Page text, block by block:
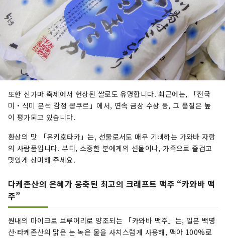
또한 신가마 축제에서 헌상된 쌀로도 유명합니다. 최근에는, 「전국
미・식미 분석 감정 콩쿠르」에서, 연속 금상 수상 등, 그 품질은 높
이 평가되고 있습니다.
환상의 맛 「유키호타카」는, 선물로서도 매우 기뻐하는 가와바 자랑
의 사람품입니다. 부디, 소중한 분에게의 선물이나, 가족으로 즐겁고
맛있게 상미해 주세요.
다케존산의 은혜가 응축된 최고의 크래프트 맥주 “카와바 맥
주”
원내의 마이크로 브루어리로 양조되는 「카와바 맥주」는, 일본 백명
산·타케존산의 맑은 눈 녹은 물을 사치스럽게 사용해, 맥아 100%로